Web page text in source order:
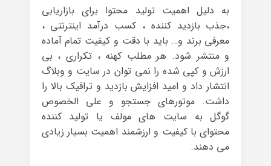
به دلیل اهمیت تولید محتوا برای بازاریابی
،جذب بازدید کننده ، کسب درآمد اینترنتی ،
معرفی برند و… باید با دقت و کیفیت تمام آماده
و منتشر شود. هر مطلب کهنه ، تکراری ، بی
ارزش و کپی شده را نمی توان در سایت و وبلاگ
انتشار داد و امید افزایش بازدید و ترافیک بالا را
داشت. موتورهای جستجو و علی الخصوص
گوگل به سایت های مولف یا تولید کننده
محتوای با کیفیت و ارزشمند اهمیت بسیار زیادی
می دهند.